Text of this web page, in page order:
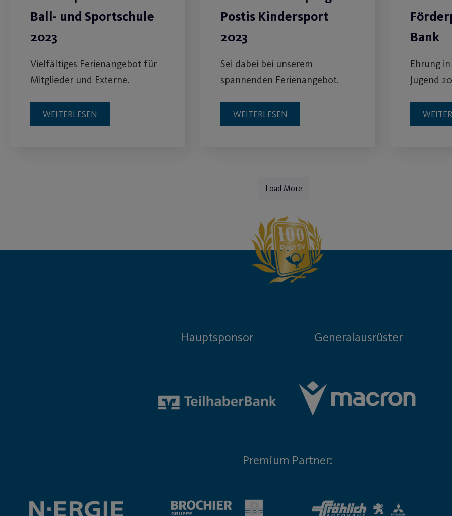
Ball- und Sportschule
2023
Vielfältiges Ferienangebot für
Mitglieder und Externe.
WEITERLESEN
Postis Kindersport
2023
Sei dabei bei unserem
spannenden Ferienangebot.
WEITERLESEN
Bank
Ehrung
Jugend
Load More
Hauptsponsor Generalausrüster
Premium Partner: